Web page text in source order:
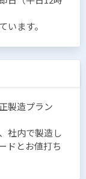
います。
製造プラン
社内で製造し
ドとお値打ち